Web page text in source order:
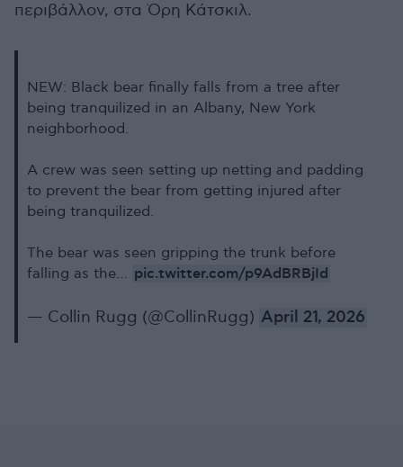
περιβάλλον, στα Όρη Κάτσκιλ.
NEW: Black bear finally falls from a tree after
being tranquilized in an Albany, New York
neighborhood.
A crew was seen setting up netting and padding
to prevent the bear from getting injured after
being tranquilized.
The bear was seen gripping the trunk before
falling as the… pic.twitter.com/p9AdBRBjId
— Collin Rugg (@CollinRugg) April 21, 2026